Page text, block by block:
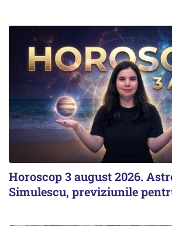
Horoscop 3 august 2026.
Simulescu, previziunile